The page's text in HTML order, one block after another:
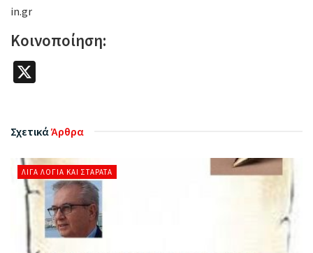
in.gr
Κοινοποίηση:
ΣχετικάΆρθρα
ΛΊΓΑ ΛΌΓΙΑ ΚΑΙ ΣΤΑΡΆΤΑ